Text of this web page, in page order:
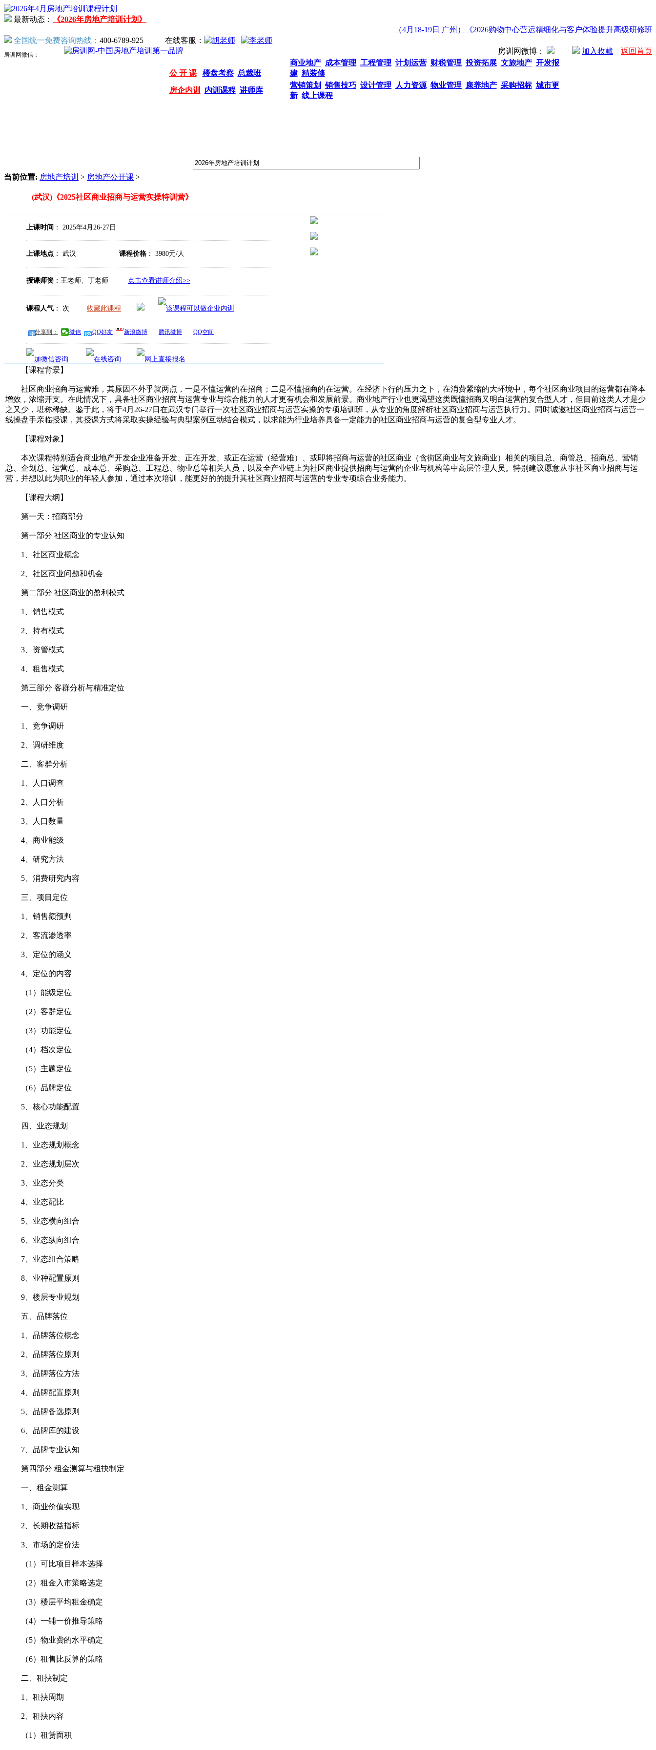
最新动态：
《2026年房地产培训计划》
（4月18-19日 广州）《2026购物中心营运精细化与客户体验提升高级研修班》
全国统一免费咨询热线： 400-6789-925 在线客服：
房训网微信： 房训网微博： 加入收藏 返回首页
公 开 课 楼盘考察 总裁班
商业地产 成本管理 工程管理 计划运营 财税管理 投资拓展 文旅地产 开发报
建 精装修
房企内训 内训课程 讲师库
营销策划 销售技巧 设计管理 人力资源 物业管理 康养地产 采购招标 城市更
新 线上课程
当前位置: 房地产培训 > 房地产公开课 >
(武汉)《2025社区商业招商与运营实操特训营》
上课时间 ： 2025年4月26-27日
上课地点 ： 武汉 课程价格 ： 3980元/人
授课师资 ：王老师、丁老师 点击查看讲师介绍>>
课程人气 ： 次 收藏此课程
分享到： 微信 QQ好友 新浪微博 腾讯微博 QQ空间
【课程背景】
社区商业招商与运营难，其原因不外乎就两点，一是不懂运营的在招商；二是不懂招商的在运营。在经济下行的压力之下，在消费紧缩的大环境中，每个社区商业项目的运营都在降本
增效，浓缩开支。在此情况下，具备社区商业招商与运营专业与综合能力的人才更有机会和发展前景。商业地产行业也更渴望这类既懂招商又明白运营的复合型人才，但目前这类人才是少
之又少，堪称稀缺。鉴于此，将于4月26-27日在武汉专门举行一次社区商业招商与运营实操的专项培训班，从专业的角度解析社区商业招商与运营执行力。同时诚邀社区商业招商与运营一
线操盘手亲临授课，其授课方式将采取实操经验与典型案例互动结合模式，以求能为行业培养具备一定能力的社区商业招商与运营的复合型专业人才。
【课程对象】
本次课程特别适合商业地产开发企业准备开发、正在开发、或正在运营（经营难）、或即将招商与运营的社区商业（含街区商业与文旅商业）相关的项目总、商管总、招商总、营销
总、企划总、运营总、成本总、采购总、工程总、物业总等相关人员，以及全产业链上为社区商业提供招商与运营的企业与机构等中高层管理人员。特别建议愿意从事社区商业招商与运
营，并想以此为职业的年轻人参加，通过本次培训，能更好的的提升其社区商业招商与运营的专业专项综合业务能力。
【课程大纲】
第一天：招商部分
第一部分 社区商业的专业认知
1、社区商业概念
2、社区商业问题和机会
第二部分 社区商业的盈利模式
1、销售模式
2、持有模式
3、资管模式
4、租售模式
第三部分 客群分析与精准定位
一、竞争调研
1、竞争调研
2、调研维度
二、客群分析
1、人口调查
2、人口分析
3、人口数量
4、商业能级
4、研究方法
5、消费研究内容
三、项目定位
1、销售额预判
2、客流渗透率
3、定位的涵义
4、定位的内容
（1）能级定位
（2）客群定位
（3）功能定位
（4）档次定位
（5）主题定位
（6）品牌定位
5、核心功能配置
四、业态规划
1、业态规划概念
2、业态规划层次
3、业态分类
4、业态配比
5、业态横向组合
6、业态纵向组合
7、业态组合策略
8、业种配置原则
9、楼层专业规划
五、品牌落位
1、品牌落位概念
2、品牌落位原则
3、品牌落位方法
4、品牌配置原则
5、品牌备选原则
6、品牌库的建设
7、品牌专业认知
第四部分 租金测算与租抉制定
一、租金测算
1、商业价值实现
2、长期收益指标
3、市场的定价法
（1）可比项目样本选择
（2）租金入市策略选定
（3）楼层平均租金确定
（4）一铺一价推导策略
（5）物业费的水平确定
（6）租售比反算的策略
二、租抉制定
1、租抉周期
2、租抉内容
（1）租赁面积